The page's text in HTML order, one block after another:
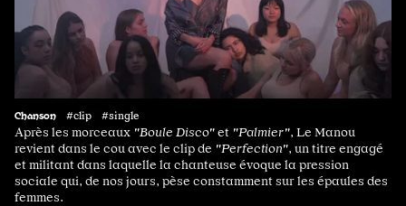
Chanson #clip #single
Après les morceaux "Boule Disco"et "Palmier", Le Manou
revient dans le cou avec le clip de "Perfection", un titre engagé
et militant dans laquelle la chanteuse évoque la pression
sociale qui, de nos jours, pèse constamment sur les épaules des
femmes.